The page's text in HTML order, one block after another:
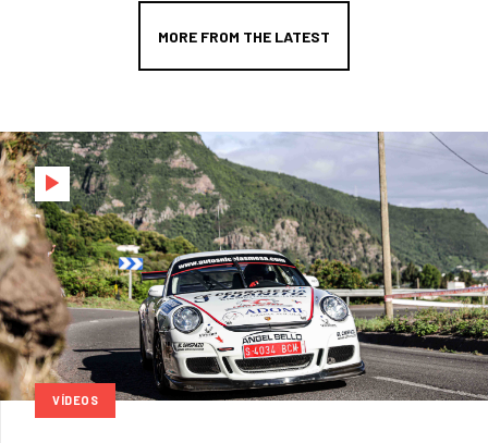
MORE FROM THE LATEST
VÍDEOS